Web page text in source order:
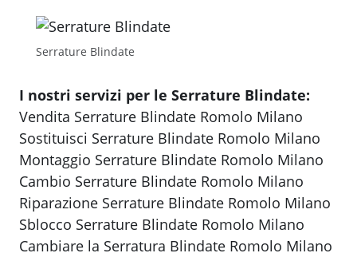
Serrature Blindate
I nostri servizi per le Serrature Blindate:
Vendita Serrature Blindate Romolo Milano
Sostituisci Serrature Blindate Romolo Milano
Montaggio Serrature Blindate Romolo Milano
Cambio Serrature Blindate Romolo Milano
Riparazione Serrature Blindate Romolo Milano
Sblocco Serrature Blindate Romolo Milano
Cambiare la Serratura Blindate Romolo Milano